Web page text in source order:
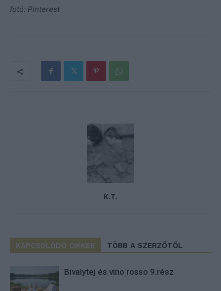
fotó: Pinterest
K.T.
KAPCSOLÓDÓ CIKKEK TÖBB A SZERZŐTŐL
Bivalytej és vino rosso 9.rész